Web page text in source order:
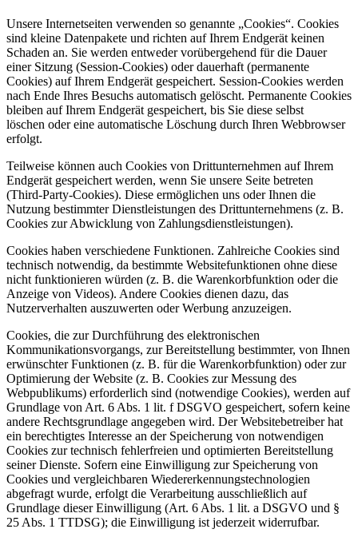
Unsere Internetseiten verwenden so genannte „Cookies“. Cookies
sind kleine Datenpakete und richten auf Ihrem Endgerät keinen
Schaden an. Sie werden entweder vorübergehend für die Dauer
einer Sitzung (Session-Cookies) oder dauerhaft (permanente
Cookies) auf Ihrem Endgerät gespeichert. Session-Cookies werden
nach Ende Ihres Besuchs automatisch gelöscht. Permanente Cookies
bleiben auf Ihrem Endgerät gespeichert, bis Sie diese selbst
löschen oder eine automatische Löschung durch Ihren Webbrowser
erfolgt.
Teilweise können auch Cookies von Drittunternehmen auf Ihrem
Endgerät gespeichert werden, wenn Sie unsere Seite betreten
(Third-Party-Cookies). Diese ermöglichen uns oder Ihnen die
Nutzung bestimmter Dienstleistungen des Drittunternehmens (z. B.
Cookies zur Abwicklung von Zahlungsdienstleistungen).
Cookies haben verschiedene Funktionen. Zahlreiche Cookies sind
technisch notwendig, da bestimmte Websitefunktionen ohne diese
nicht funktionieren würden (z. B. die Warenkorbfunktion oder die
Anzeige von Videos). Andere Cookies dienen dazu, das
Nutzerverhalten auszuwerten oder Werbung anzuzeigen.
Cookies, die zur Durchführung des elektronischen
Kommunikationsvorgangs, zur Bereitstellung bestimmter, von Ihnen
erwünschter Funktionen (z. B. für die Warenkorbfunktion) oder zur
Optimierung der Website (z. B. Cookies zur Messung des
Webpublikums) erforderlich sind (notwendige Cookies), werden auf
Grundlage von Art. 6 Abs. 1 lit. f DSGVO gespeichert, sofern keine
andere Rechtsgrundlage angegeben wird. Der Websitebetreiber hat
ein berechtigtes Interesse an der Speicherung von notwendigen
Cookies zur technisch fehlerfreien und optimierten Bereitstellung
seiner Dienste. Sofern eine Einwilligung zur Speicherung von
Cookies und vergleichbaren Wiedererkennungstechnologien
abgefragt wurde, erfolgt die Verarbeitung ausschließlich auf
Grundlage dieser Einwilligung (Art. 6 Abs. 1 lit. a DSGVO und §
25 Abs. 1 TTDSG); die Einwilligung ist jederzeit widerrufbar.